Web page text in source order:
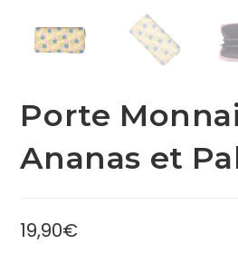
Porte
Ananas et
19,90€